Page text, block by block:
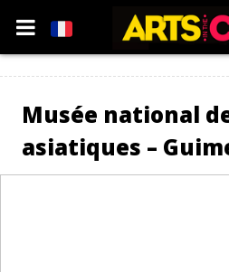
Musée national
asiatiques –